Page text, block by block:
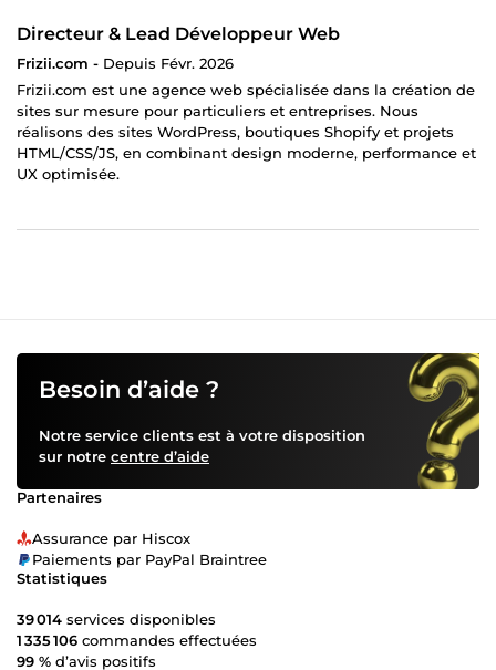
Directeur & Lead Développeur Web
Frizii.com - Depuis Févr. 2026
Frizii.com est une agence web spécialisée dans la création de
sites sur mesure pour particuliers et entreprises. Nous
réalisons des sites WordPress, boutiques Shopify et projets
HTML/CSS/JS, en combinant design moderne, performance et
UX optimisée.
Besoin d’aide ?
Notre service clients est à votre disposition
sur notre centre d’aide
Partenaires
Assurance par Hiscox
Paiements par PayPal Braintree
Statistiques
39 014 services disponibles
1 335 106 commandes effectuées
99 % d’avis positifs